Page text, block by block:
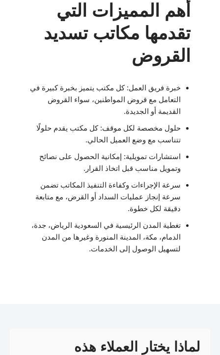
أهم المميزات التي
تقدمها مكاتب تسديد
القروض
خبرة فريق العمل: كل مكتب يتميز بخبرة كبيرة في
التعامل مع قروض المواطنين، سواء القروض
القديمة أو الجديدة.
حلول مخصصة لكل موقف: كل مكتب يقدم حلولًا
تتناسب مع وضع العميل الحالي.
استشارات تمويلية: إمكانية الحصول على نصائح
وتمويل مناسب قبل اتخاذ القرار.
سرعة الإجراءات وكفاءة التنفيذ المكاتب تضمن
سرعة إنجاز عمليات السداد أو القرض، مع متابعة
دقيقة لكل خطوة.
تغطية المدن الرئيسية في السعودية الرياض، جدة،
الدمام، مكة، المدينة المنورة وغيرها من المدن
لتسهيل الوصول إلى الخدمات.
لماذا يختار العملاء هذه